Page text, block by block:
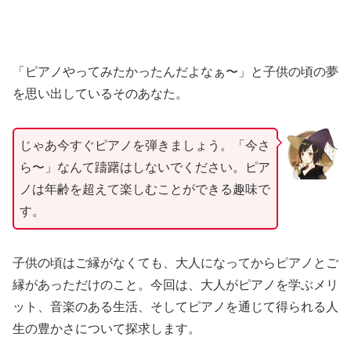
「ピアノやってみたかったんだよなぁ〜」と子供の頃の夢
を思い出しているそのあなた。
じゃあ今すぐピアノを弾きましょう。「今さ
ら〜」なんて躊躇はしないでください。ピア
ノは年齢を超えて楽しむことができる趣味で
す。
子供の頃はご縁がなくても、大人になってからピアノとご
縁があっただけのこと。今回は、大人がピアノを学ぶメリ
ット、音楽のある生活、そしてピアノを通じて得られる人
生の豊かさについて探求します。